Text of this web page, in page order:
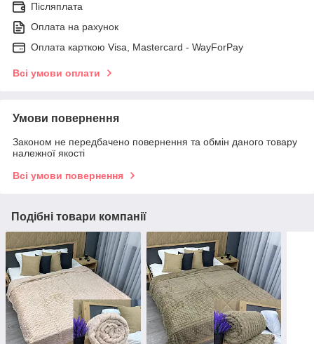
Післяплата
Оплата на рахунок
Оплата карткою Visa, Mastercard - WayForPay
Всі умови оплати
Умови повернення
Законом не передбачено повернення та обмін даного товару
належної якості
Всі умови повернення
Подібні товари компанії